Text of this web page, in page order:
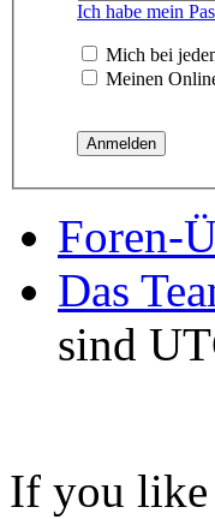
Ich habe mein
Mich bei
Meinen
Foren-
Das
sind
If you like